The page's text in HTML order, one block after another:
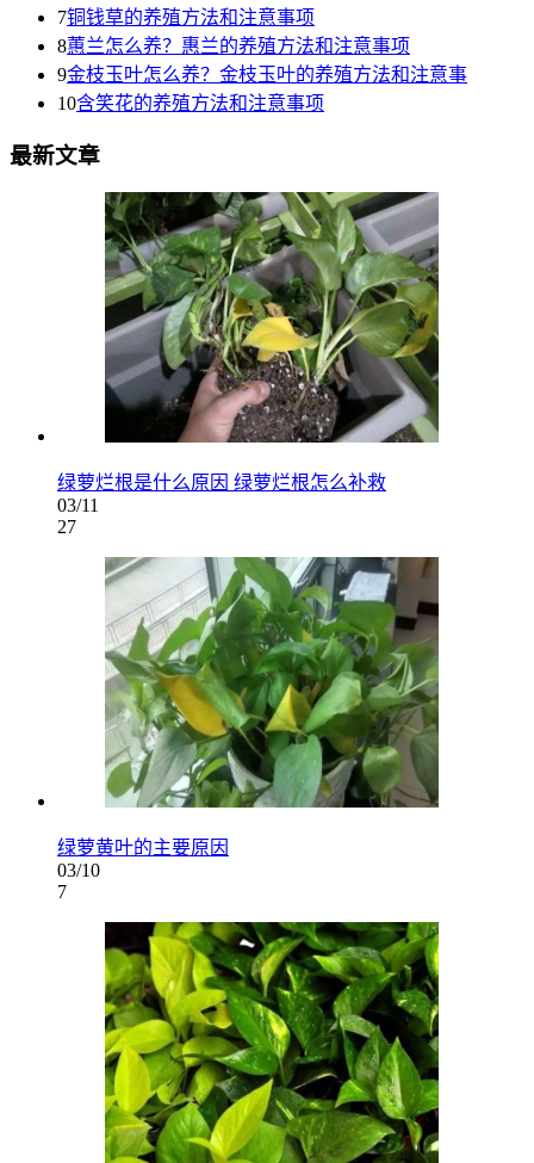
7铜钱草的养殖方法和注意事项
8蕙兰怎么养？惠兰的养殖方法和注意事项
9金枝玉叶怎么养？金枝玉叶的养殖方法和注意事
10含笑花的养殖方法和注意事项
最新文章
绿萝烂根是什么原因 绿萝烂根怎么补救
03/11
27
绿萝黄叶的主要原因
03/10
7